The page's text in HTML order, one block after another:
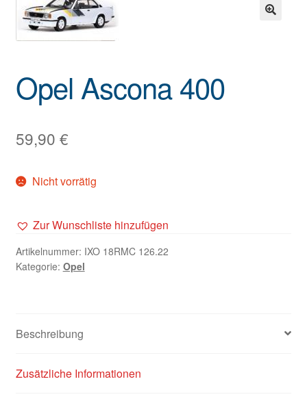
Über uns
Kontakt
Opel Ascona 400
59,90 €
Nicht vorrätig
Zur Wunschliste hinzufügen
Artikelnummer: IXO 18RMC 126.22
Kategorie: Opel
Beschreibung
Zusätzliche Informationen